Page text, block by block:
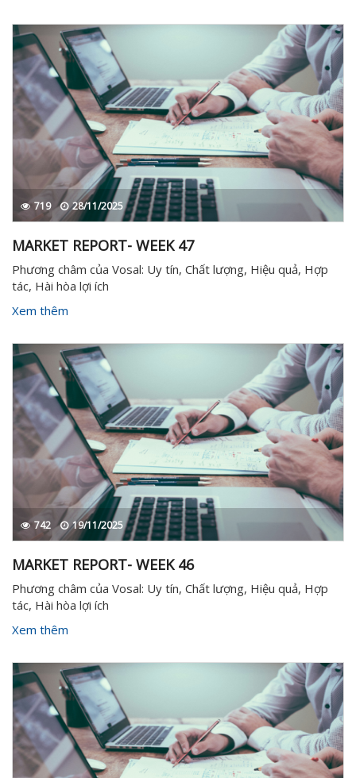
719 28/11/2025
MARKET REPORT- WEEK 47
Phương châm của Vosal: Uy tín, Chất lượng, Hiệu quả, Hợp
tác, Hài hòa lợi ích
Xem thêm
742 19/11/2025
MARKET REPORT- WEEK 46
Phương châm của Vosal: Uy tín, Chất lượng, Hiệu quả, Hợp
tác, Hài hòa lợi ích
Xem thêm